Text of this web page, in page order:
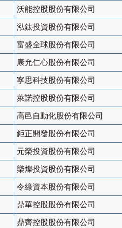
沃能控股股份有限公司
泓鈦投資股份有限公司
富盛全球股份有限公司
康允仁心股份有限公司
寧思科技股份有限公司
萊諾控股股份有限公司
高邑自動化股份有限公司
鉅正開發股份有限公司
元榮投資股份有限公司
樂燦投資股份有限公司
令綠資本股份有限公司
鼎華控股股份有限公司
鼎齊控股股份有限公司